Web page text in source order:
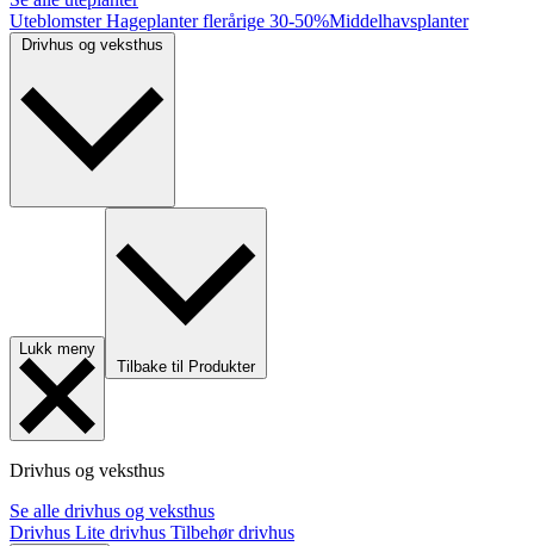
UteblomsterHageplanter flerårige 30-50%Middelhavsplanter
Lukk meny
Tilbake til Produkter
Drivhus og veksthus
Se alle drivhus og veksthus
Drivhus Lite drivhus Tilbehør drivhus